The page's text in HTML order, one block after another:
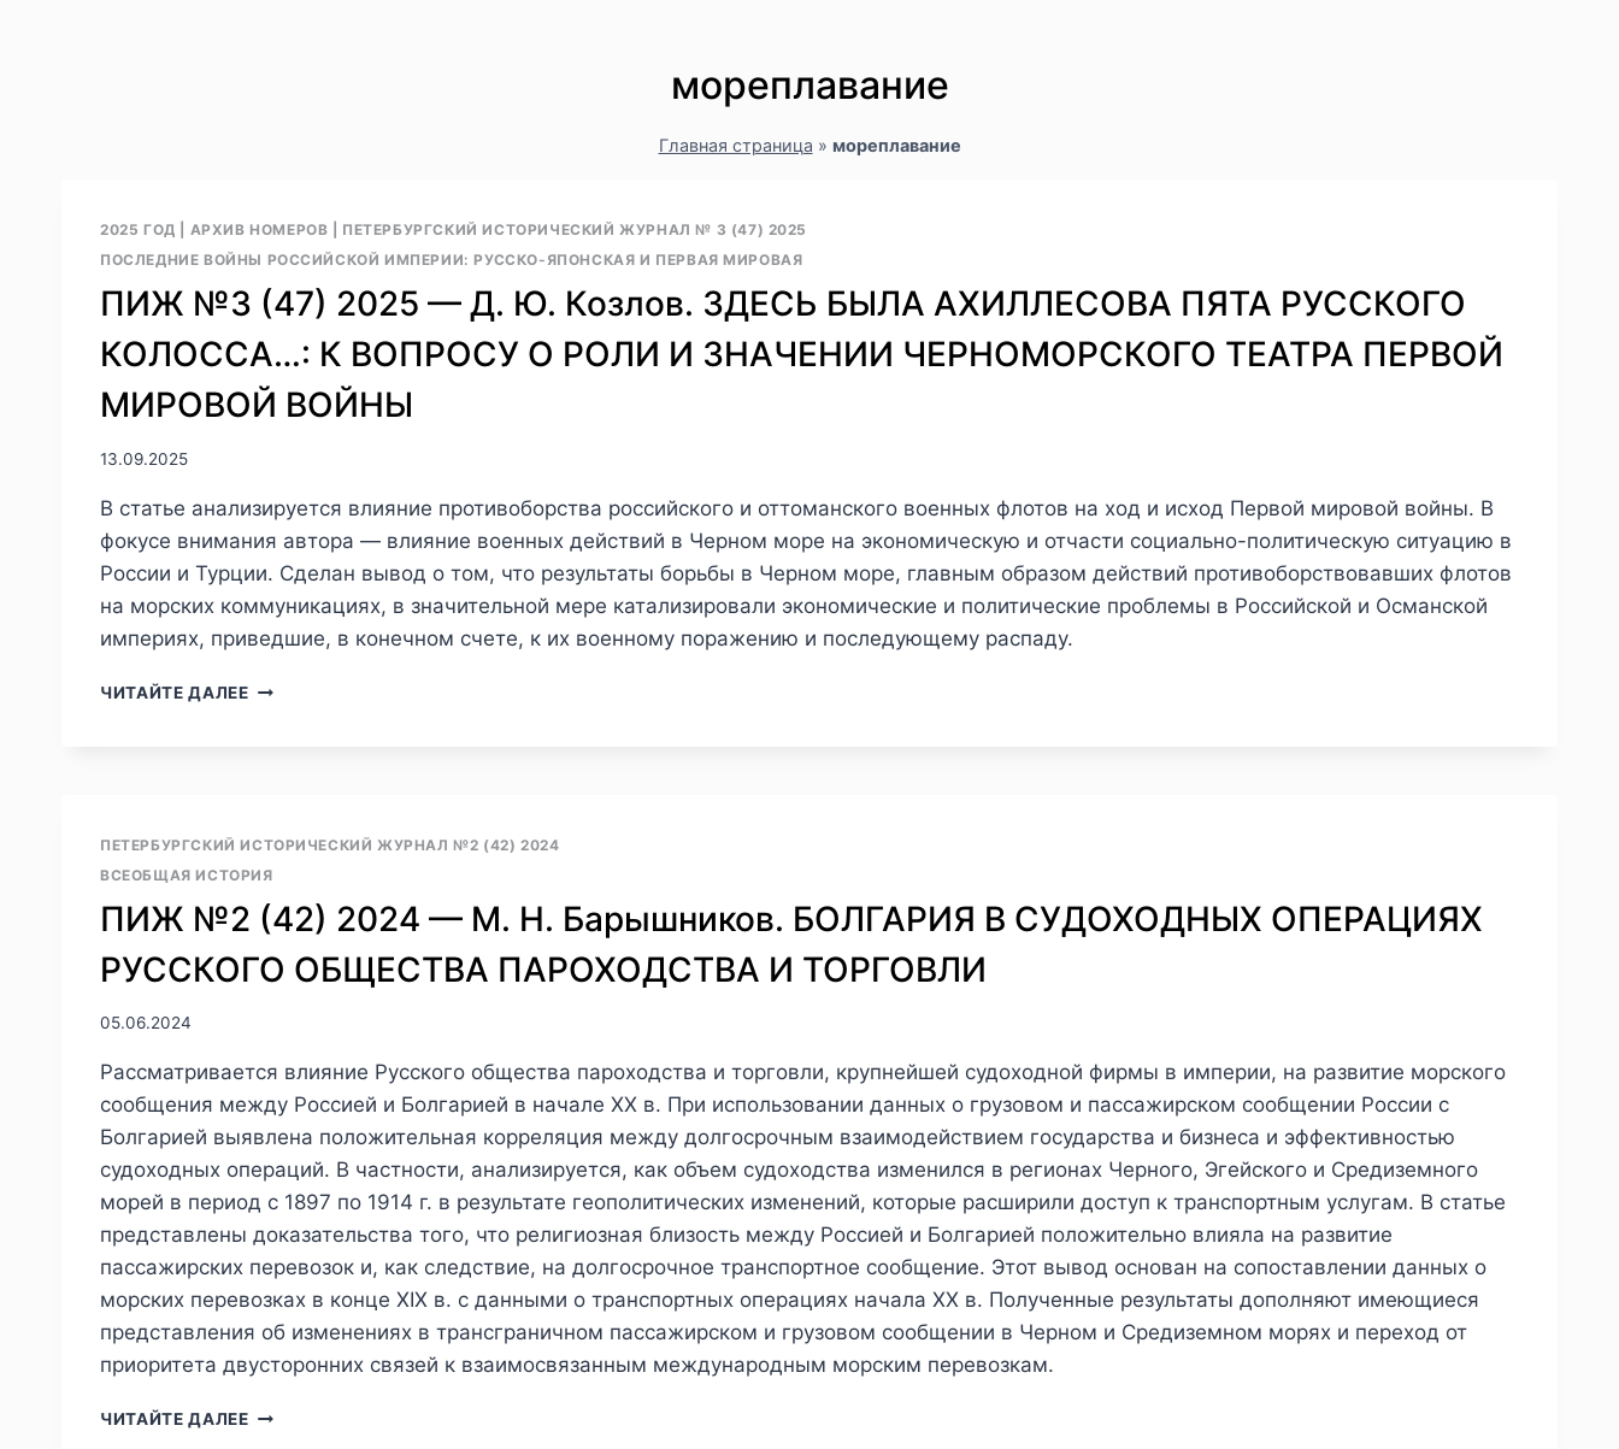
мореплавание
Главная страница » мореплавание
2025 ГОД АРХИВ НОМЕРОВ
ПЕТЕРБУРГСКИЙ ИСТОРИЧЕСКИЙ ЖУРНАЛ № 3 (47) 2025
ПОСЛЕДНИЕ ВОЙНЫ РОССИЙСКОЙ ИМПЕРИИ: РУССКО-ЯПОНСКАЯ И ПЕРВАЯ МИРОВАЯ
ПИЖ №3 (47) 2025 — Д. Ю. Козлов. ЗДЕСЬ БЫЛА АХИЛЛЕСОВА ПЯТА РУССКОГО
КОЛОССА…: К ВОПРОСУ О РОЛИ И ЗНАЧЕНИИ ЧЕРНОМОРСКОГО ТЕАТРА ПЕРВОЙ
МИРОВОЙ ВОЙНЫ
13.09.2025
В статье анализируется влияние противоборства российского и оттоманского военных флотов на ход и исход Первой мировой войны. В
фокусе внимания автора — влияние военных действий в Черном море на экономическую и отчасти социально-политическую ситуацию в
России и Турции. Сделан вывод о том, что результаты борьбы в Черном море, главным образом действий противоборствовавших флотов
на морских коммуникациях, в значительной мере катализировали экономические и политические проблемы в Российской и Османской
империях, приведшие, в конечном счете, к их военному поражению и последующему распаду.
ЧИТАЙТЕ ДАЛЕЕПИЖ
Ю.
БЫЛА
АХИЛЛЕСОВА
ПЯТА
ВОПРОСУ
РОЛИ
И
ЗНАЧЕНИИ
ЧЕРНОМОРСКОГО
ТЕАТРА
ПЕРВОЙ
МИРОВОЙ
ВОЙНЫ
ПЕТЕРБУРГСКИЙ ИСТОРИЧЕСКИЙ ЖУРНАЛ №2 (42) 2024
ВСЕОБЩАЯ ИСТОРИЯ
ПИЖ №2 (42) 2024 — М. Н. Барышников. БОЛГАРИЯ В СУДОХОДНЫХ ОПЕРАЦИЯХ
РУССКОГО ОБЩЕСТВА ПАРОХОДСТВА И ТОРГОВЛИ
05.06.2024
Рассматривается влияние Русского общества пароходства и торговли, крупнейшей судоходной фирмы в империи, на развитие морского
сообщения между Россией и Болгарией в начале ХХ в. При использовании данных о грузовом и пассажирском сообщении России с
Болгарией выявлена положительная корреляция между долгосрочным взаимодействием государства и бизнеса и эффективностью
судоходных операций. В частности, анализируется, как объем судоходства изменился в регионах Черного, Эгейского и Средиземного
морей в период с 1897 по 1914 г. в результате геополитических изменений, которые расширили доступ к транспортным услугам. В статье
представлены доказательства того, что религиозная близость между Россией и Болгарией положительно влияла на развитие
пассажирских перевозок и, как следствие, на долгосрочное транспортное сообщение. Этот вывод основан на сопоставлении данных о
морских перевозках в конце XIX в. с данными о транспортных операциях начала XX в. Полученные результаты дополняют имеющиеся
представления об изменениях в трансграничном пассажирском и грузовом сообщении в Черном и Средиземном морях и переход от
приоритета двусторонних связей к взаимосвязанным международным морским перевозкам.
ЧИТАЙТЕ ДАЛЕЕПИЖ